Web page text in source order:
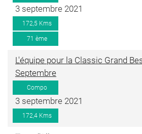
3 septembre 2021
172,5 Kms
71 ème
L'équipe pour la Classic Grand
Septembre
Compo
3 septembre 2021
172,4 Kms